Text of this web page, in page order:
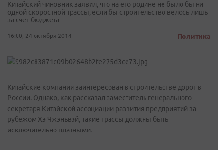
Китайский чиновник заявил, что на его родине не было бы ни
одной скоростной трассы, если бы строительство велось лишь
за счет бюджета
16:00, 24 октября 2014 Политика
Китайские компании заинтересован в строительстве дорог в
России. Однако, как рассказал заместитель генерального
секретаря Китайской ассоциации развития предприятий за
рубежом Хэ Чжэньвэй, такие трассы должны быть
исключительно платными.